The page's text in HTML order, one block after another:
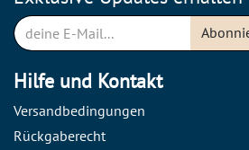
Hilfe und Kontakt
Versandbedingungen
Rückgaberecht